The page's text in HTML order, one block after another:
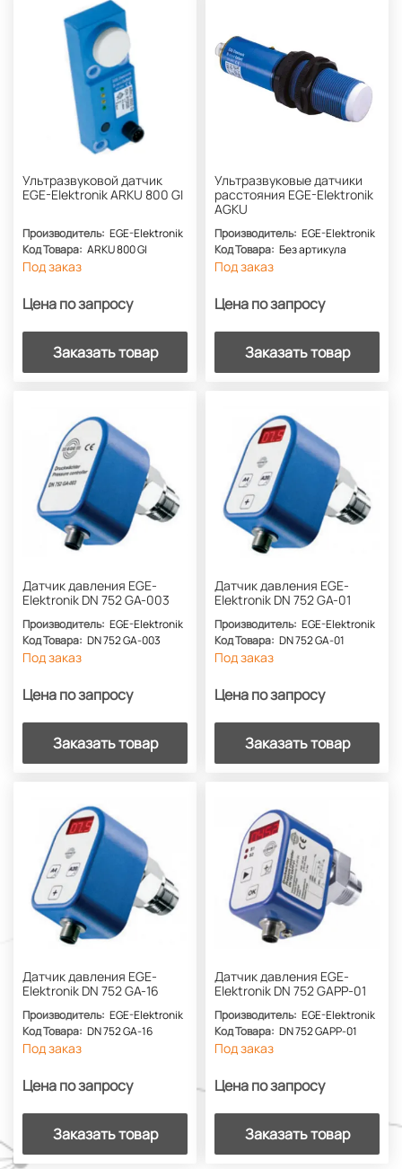
Ультразвуковой датчик
EGE-Elektronik ARKU 800 GI
Производитель: EGE-Elektronik
Код Товара: ARKU 800 GI
Под заказ
Цена по запросу
Заказать товар
Ультразвуковые датчики
расстояния EGE-Elektronik
AGKU
Производитель: EGE-Elektronik
Код Товара: Без артикула
Под заказ
Цена по запросу
Заказать товар
Датчик давления EGE-
Elektronik DN 752 GA-003
Производитель: EGE-Elektronik
Код Товара: DN 752 GA-003
Под заказ
Цена по запросу
Заказать товар
Датчик давления EGE-
Elektronik DN 752 GA-01
Производитель: EGE-Elektronik
Код Товара: DN 752 GA-01
Под заказ
Цена по запросу
Заказать товар
Датчик давления EGE-
Elektronik DN 752 GA-16
Производитель: EGE-Elektronik
Код Товара: DN 752 GA-16
Под заказ
Цена по запросу
Заказать товар
Датчик давления EGE-
Elektronik DN 752 GAPP-01
Производитель: EGE-Elektronik
Код Товара: DN 752 GAPP-01
Под заказ
Цена по запросу
Заказать товар